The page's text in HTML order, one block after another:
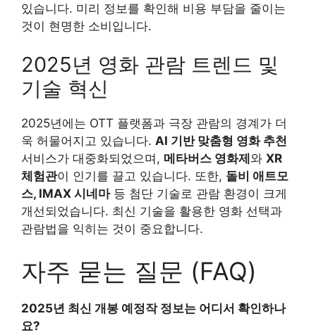
있습니다. 미리 정보를 확인해 비용 부담을 줄이는
것이 현명한 소비입니다.
2025년 영화 관람 트렌드 및
기술 혁신
2025년에는 OTT 플랫폼과 극장 관람의 경계가 더
욱 허물어지고 있습니다. AI 기반 맞춤형 영화 추천
서비스가 대중화되었으며, 메타버스 영화제 와 XR
체험관이 인기를 끌고 있습니다. 또한, 돌비 애트모
스, IMAX 시네마등 첨단 기술로 관람 환경이 크게
개선되었습니다. 최신 기술을 활용한 영화 선택과
관람법을 익히는 것이 중요합니다.
자주 묻는 질문 (FAQ)
2025년 최신 개봉 예정작 정보는 어디서 확인하나
요?